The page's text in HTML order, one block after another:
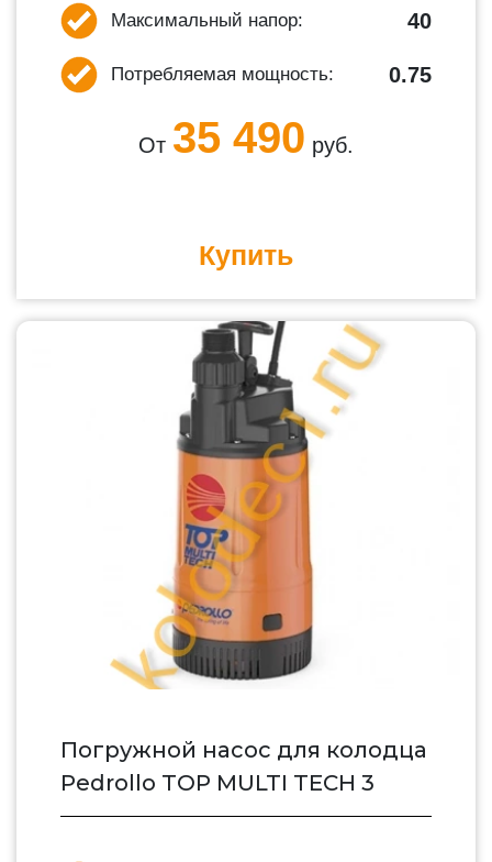
Максимальный напор: 40
Потребляемая мощность: 0.75
От 35 490 руб.
Купить
Погружной насос для колодца
Pedrollo TOP MULTI TECH 3